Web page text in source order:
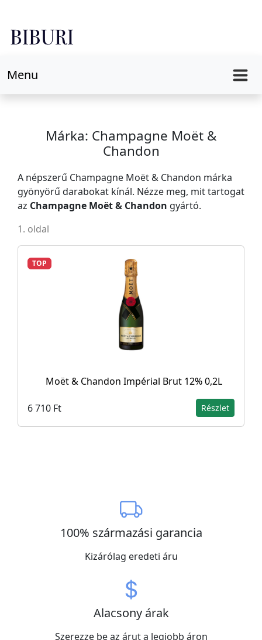
Menu
Márka: Champagne Moët &
Chandon
A népszerű Champagne Moët & Chandon márka
gyönyörű darabokat kínál. Nézze meg, mit tartogat
az Champagne Moët & Chandon gyártó.
1. oldal
TOP
Moët & Chandon Impérial Brut 12% 0,2L
6 710 Ft Részlet
100% származási garancia
Kizárólag eredeti áru
Alacsony árak
Szerezze be az árut a legjobb áron